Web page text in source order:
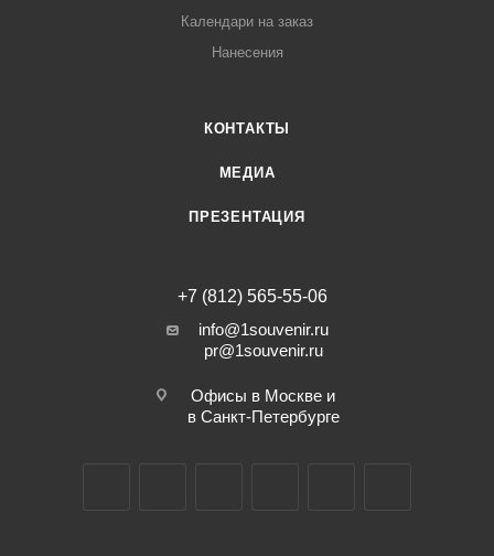
Календари на заказ
Нанесения
КОНТАКТЫ
МЕДИА
ПРЕЗЕНТАЦИЯ
+7 (812) 565-55-06
info@1souvenir.ru
pr@1souvenir.ru
Офисы в Москве и
в Санкт-Петербурге